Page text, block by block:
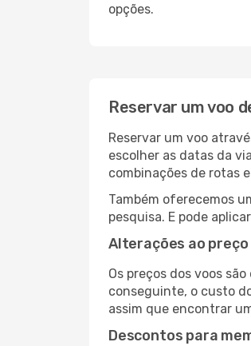
opções.
Reservar um voo
Reservar um voo
escolher as datas da
combinações de rotas
Também oferecemos
pesquisa. E pode
Alterações ao
Os preços dos voos
conseguinte, o custo
assim que encontrar
Descontos para